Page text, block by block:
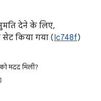
देने के लिए,
सेट किया गया (Ic748f)
मदद मिली?